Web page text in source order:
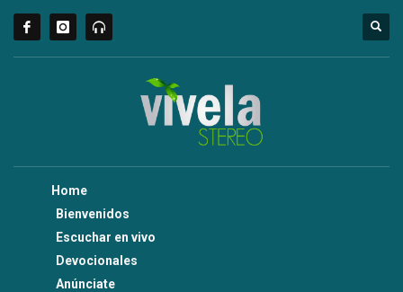
Home
Bienvenidos
Escuchar en vivo
Devocionales
Anúnciate